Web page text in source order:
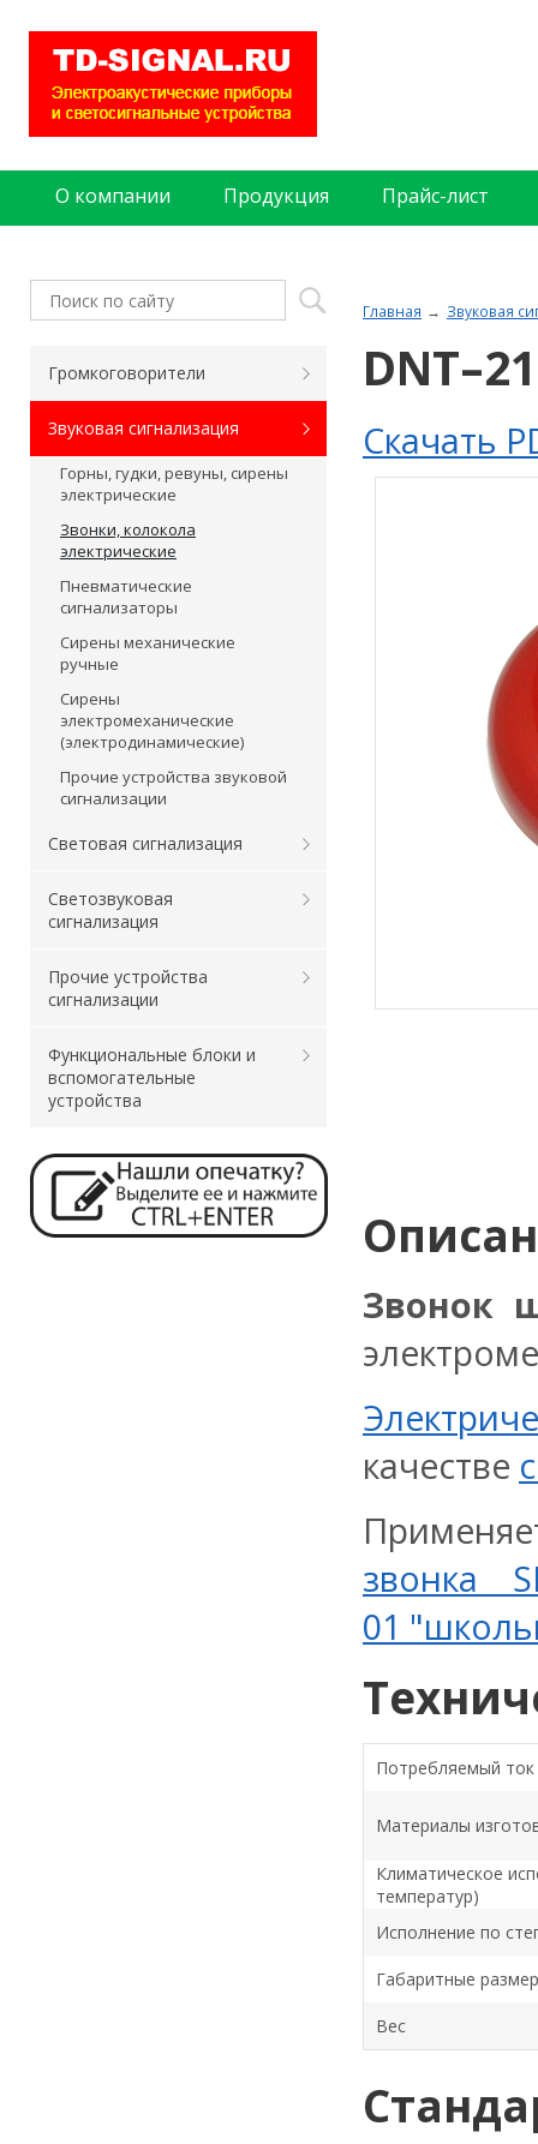
О компании Продукция Прайс-лист
Главная Звуковая
Скачать
Звонок
качестве
звонка
01
Потребляемый ток
Материалы
Климатическое
температур)
Исполнение по
Габаритные
Вес
Громкоговорители
Звуковая сигнализация
Горны, гудки, ревуны, сирены
электрические
Звонки, колокола
электрические
Пневматические
сигнализаторы
Сирены механические
ручные
Сирены
электромеханические
(электродинамические)
Прочие устройства звуковой
сигнализации
Световая сигнализация
Светозвуковая
сигнализация
Прочие устройства
сигнализации
Функциональные блоки и
вспомогательные
устройства